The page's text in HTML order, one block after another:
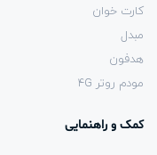
کارت خوان
مبدل
هدفون
مودم روتر 4G
کمک و راهنمایی